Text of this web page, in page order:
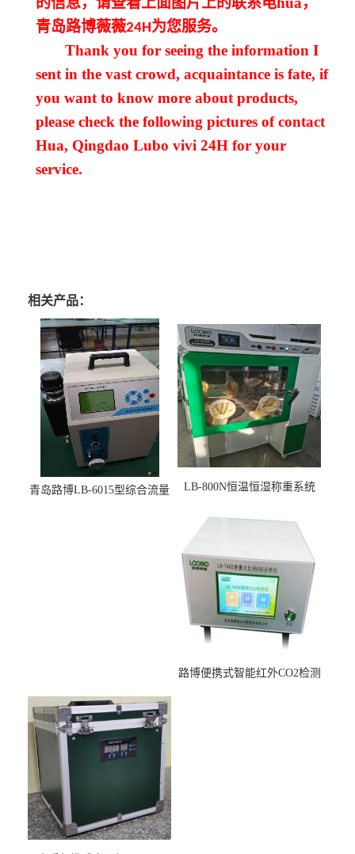
青岛路博薇薇24H为您服务。
Thank you for seeing the information I
sent in the vast crowd, acquaintance is fate, if
you want to know more about products,
please check the following pictures of contact
Hua, Qingdao Lubo vivi 24H for your
service.
相关产品：
青岛路博LB-6015型综合流量
LB-800N恒温恒湿称重系统
路博便携式智能红外CO2检测